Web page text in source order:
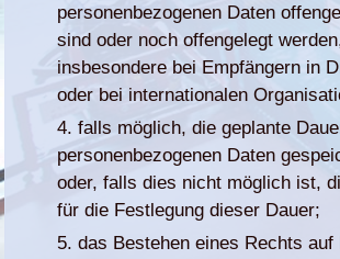
personenbezogenen Daten
sind oder noch offengelegt
insbesondere bei Empfängern in
oder bei internationalen
falls möglich, die geplante
personenbezogenen Daten
oder, falls dies nicht möglich ist,
für die Festlegung dieser Dauer;
das Bestehen eines Rechts auf